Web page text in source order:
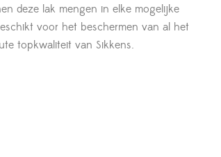
deze lak mengen in elke mogelijke
voor het beschermen van al het
topkwaliteit van Sikkens.